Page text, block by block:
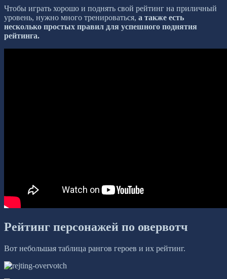
Чтобы играть хорошо и поднять свой рейтинг на приличный
уровень, нужно много тренироваться, а также есть
несколько простых правил для успешного поднятия
рейтинга.
Рейтинг персонажей по овервотч
Вот небольшая таблица рангов героев и их рейтинг.